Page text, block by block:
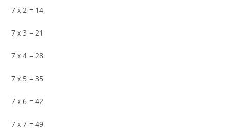
7 x 2 = 14
7 x 3 = 21
7 x 4 = 28
7 x 5 = 35
7 x 6 = 42
7 x 7 = 49